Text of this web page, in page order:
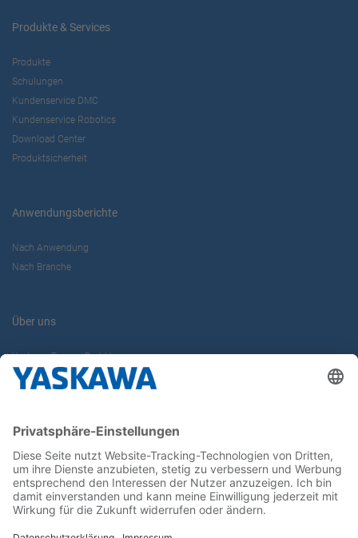
Produkte & Services
Produkte
Schulungen
Kundenservice DMC
Kundenservice Robotics
Download Center
Produktsicherheit
Anwendungsberichte
Nach Anwendung
Nach Branche
Über uns
Yaskawa Europe GmbH
Karriere
Newsletter
Follow us on...